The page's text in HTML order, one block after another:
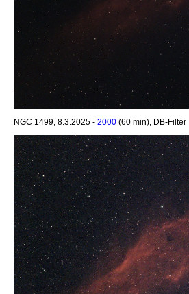
NGC 1499, 8.3.2025 - 2000 (60 min), DB-Filter